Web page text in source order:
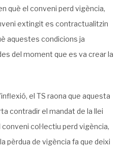
què el conveni perd vigència,
extingit es contractualitzin
aquestes condicions ja
del moment que es va crear la
el TS raona que aquesta
contradir el mandat de la llei
col·lectiu perd vigència,
pèrdua de vigència fa que deixi